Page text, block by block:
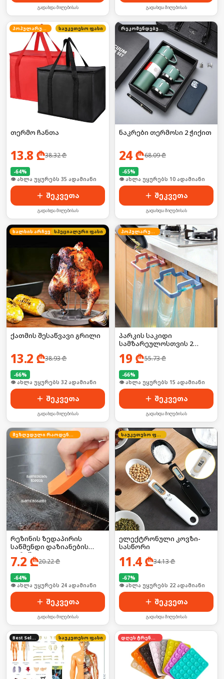
გადახდა მიღებისას გადახდა მიღებისას
საუკეთესო ფასი
თერმო ჩანთა
13.8 ₾38.32₾
-64%
🛒 ბოლო 24სთ-ში იყიდა 53-მა
შეკვეთა
გადახდა მიღებისას
ნაკრები თერმოსი 2 ჭიქით
24₾68.09₾
-65%
🛒 ბოლო 24სთ-ში იყიდა 16-მა
შეკვეთა
გადახდა მიღებისას
ხალხის არჩევანისპეციალური ფასი
ქათმის შესაწვავი გრილი
13.2 ₾38.93₾
-66%
🛒 ბოლო 24სთ-ში იყიდა 43-მა
შეკვეთა
გადახდა მიღებისას
პარკის საკიდი
სამზარეულოსთვის 2
19 ₾55.73₾
-66%
🛒 ბოლო 24სთ-ში იყიდა 23-მა
შეკვეთა
გადახდა მიღებისას
რეზინის ზედაპირის
საწმენდი დაზიანების
გარეშე
7.2 ₾20.22₾
-64%
🛒 ბოლო 24სთ-ში იყიდა 31-მა
შეკვეთა
გადახდა მიღებისას
ელექტრონული კოვზი-
სასწორი
11.4₾34.13₾
-67%
🛒 ბოლო 24სთ-ში იყიდა 35-მა
შეკვეთა
გადახდა მიღებისას
საუკეთესო ფასი